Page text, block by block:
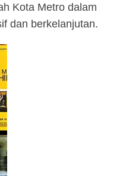
Kota Metro dalam
dan berkelanjutan.